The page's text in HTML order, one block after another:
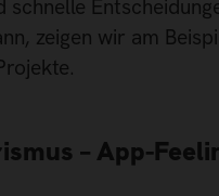
schnelle
zeigen wir am
– App-